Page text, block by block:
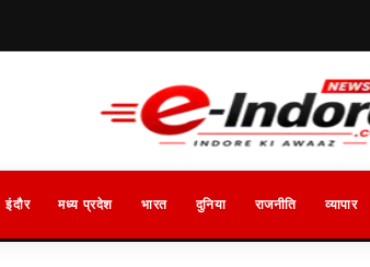
इंदौर मध्य प्रदेश भारत दुनिया राजनीति व्यापार